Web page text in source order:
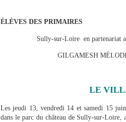
ÉLÈVES DES PRIMAIRES
Sully-sur-Loire en partenariat
GILGAMESH
LE
Les jeudi 13, vendredi 14 et samedi 15
dans le parc du château de Sully-sur-Loire,